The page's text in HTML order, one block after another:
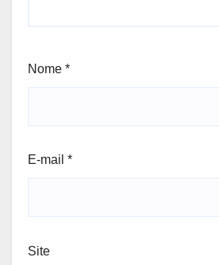
Nome *
E-mail *
Site